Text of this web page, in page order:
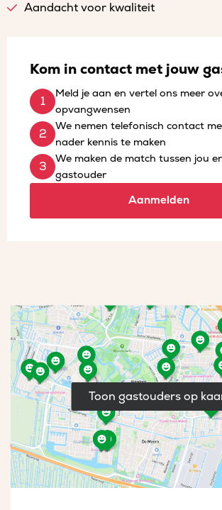
Aandacht voor kwaliteit
Kom in contact met jouw
Meld je aan en vertel ons meer
opvangwensen
We nemen telefonisch contact
nader kennis te maken
We maken de match tussen jou
gastouder
Aanmelden
Toon gastouders op